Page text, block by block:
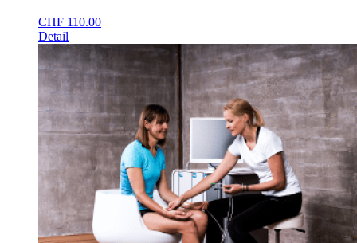
CHF 110.00
Detail